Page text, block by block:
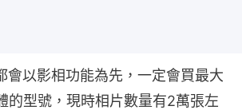
會以影相功能為先，一定會買最大
的型號，現時相片數量有2萬張左